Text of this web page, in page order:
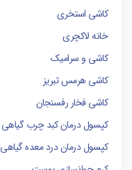
کاشی استخری
خانه لاکچری
کاشی و سرامیک
کاشی هرمس تبریز
کاشی فخار رفسنجان
کپسول درمان کبد چرب گیاهی
کپسول درمان درد معده گیاهی